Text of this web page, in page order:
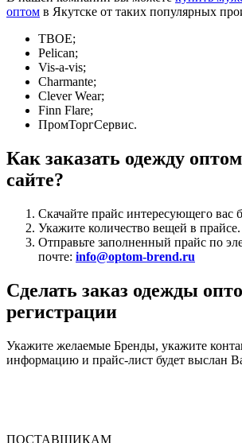
оптом в Якутске от таких популярных
ТВОЕ;
Pelican;
Vis-a-vis;
Charmante;
Clever Wear;
Finn Flare;
ПромТоргСервис.
Как заказать одежду
сайте?
Скачайте прайс интересующего вас
Укажите количество вещей в прайсе.
Отправьте заполненный прайс по
почте: info@optom-brend.ru
Сделать заказ одежды
регистрации
Укажите желаемые Бренды, укажите
информацию и прайс-лист будет выслан
ПОСТАВЩИКАМ